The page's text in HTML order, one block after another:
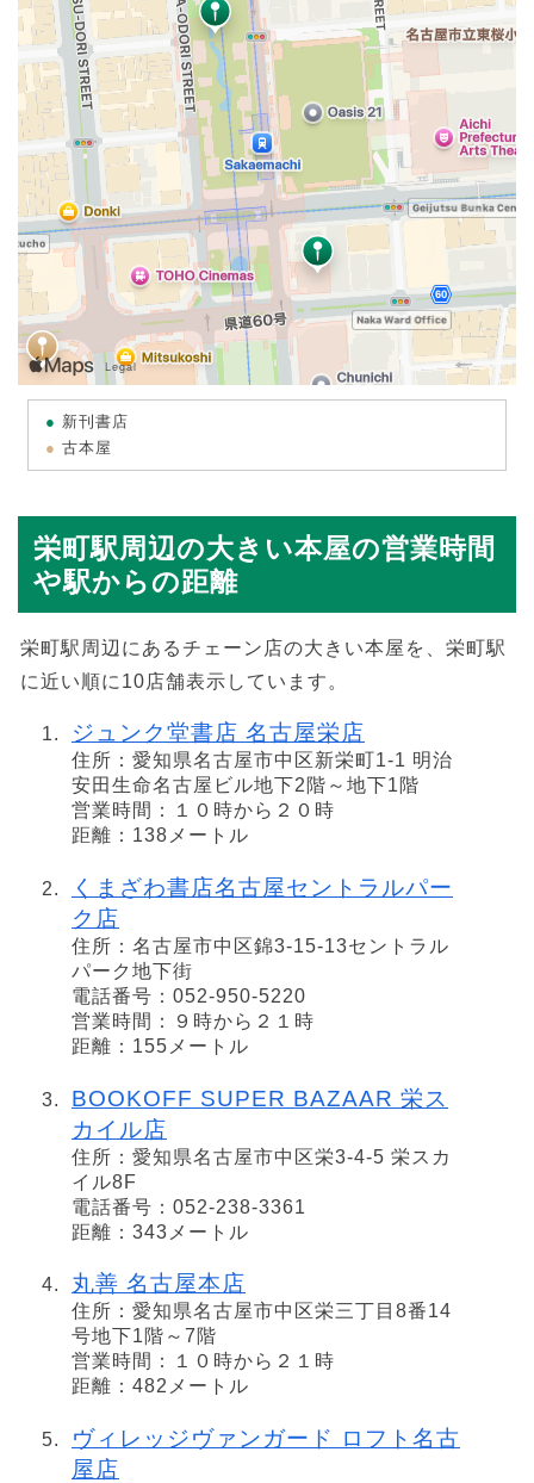
新刊書店
古本屋
栄町駅周辺の大きい本屋の営業時間
や駅からの距離
栄町駅周辺にあるチェーン店の大きい本屋を、栄町駅
に近い順に10店舗表示しています。
ジュンク堂書店 名古屋栄店
住所：愛知県名古屋市中区新栄町1-1 明治
安田生命名古屋ビル地下2階～地下1階
営業時間：１０時から２０時
距離：138メートル
くまざわ書店名古屋セントラルパー
ク店
住所：名古屋市中区錦3-15-13セントラル
パーク地下街
電話番号：052-950-5220
営業時間：９時から２１時
距離：155メートル
BOOKOFF SUPER BAZAAR 栄ス
カイル店
住所：愛知県名古屋市中区栄3-4-5 栄スカ
イル8F
電話番号：052-238-3361
距離：343メートル
丸善 名古屋本店
住所：愛知県名古屋市中区栄三丁目8番14
号地下1階～7階
営業時間：１０時から２１時
距離：482メートル
ヴィレッジヴァンガード ロフト名古
屋店